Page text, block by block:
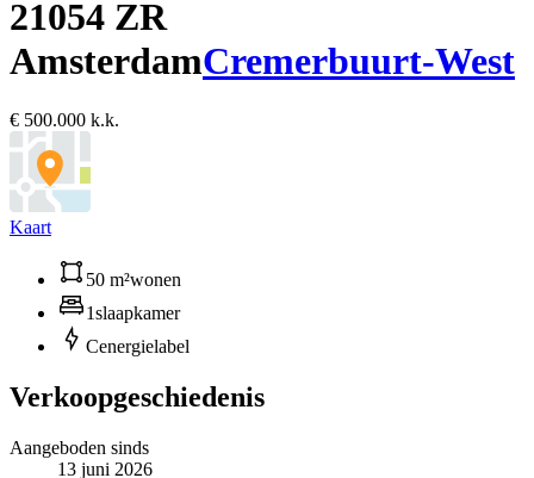
21054 ZR
AmsterdamCremerbuurt-West
€ 500.000 k.k.
Kaart
50 m²wonen
1slaapkamer
Cenergielabel
Verkoopgeschiedenis
Aangeboden sinds
13 juni 2026